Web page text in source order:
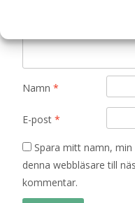
Namn *
E-post *
Spara mitt namn,
denna webbläsare till
kommentar.